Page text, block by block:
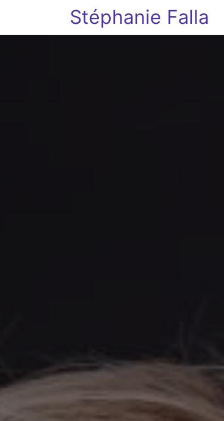
Stéphanie Falla